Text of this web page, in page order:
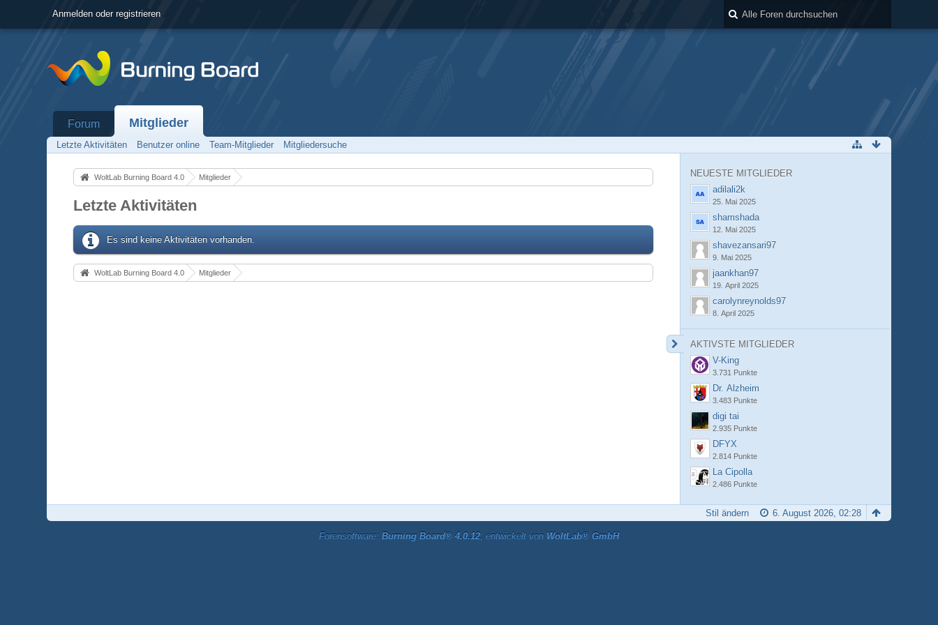
Anmelden oder registrieren
Forum Mitglieder
Letzte Aktivitäten Benutzer online Team-Mitglieder Mitgliedersuche
WoltLab Burning Board 4.0 Mitglieder
Letzte Aktivitäten
Es sind keine Aktivitäten vorhanden.
WoltLab Burning Board 4.0 Mitglieder
NEUESTE MITGLIEDER
adilali2k
25. Mai 2025
shamshada
12. Mai 2025
shavezansari97
9. Mai 2025
jaankhan97
19. April 2025
carolynreynolds97
8. April 2025
AKTIVSTE MITGLIEDER
V-King
3.731 Punkte
Dr. Alzheim
3.483 Punkte
digi tai
2.935 Punkte
DFYX
2.814 Punkte
La Cipolla
2.486 Punkte
6. August 2026, 02:28
Stil ändern
Forensoftware: Burning Board® 4.0.12, entwickelt von WoltLab® GmbH